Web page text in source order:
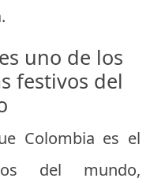
uno de los
festivos del
Colombia es el
del mundo,